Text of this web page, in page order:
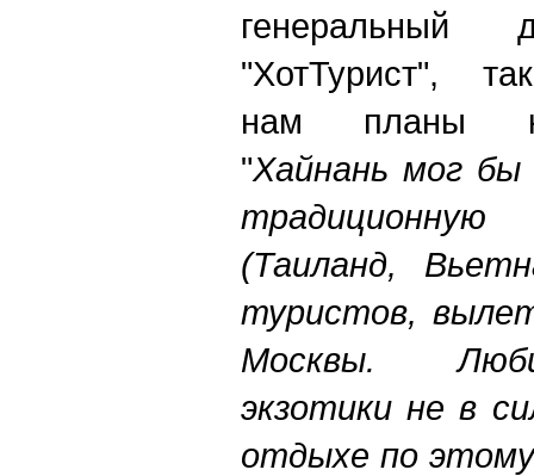
генеральный
"ХотТурист",
нам планы
"Хайнань мог бы
традиционную
(Таиланд,
туристов,
Москвы.
экзотики не в
отдыхе по